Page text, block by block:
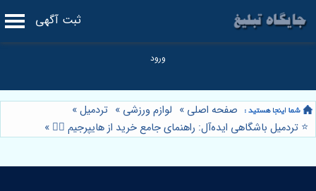
ثبت آگهی
صفحه اصلی » لوازم ورزشی » تردمیل»
⭐️ تردمیل باشگاهی ایده‌آل: راهنمای جامع خرید از هایپرجیم 🏃‍♂️ »